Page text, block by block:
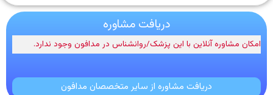
دریافت مشاوره
امکان مشاوره آنلاین با این پزشک/روانشناس در مدافون وجود ندارد.
دریافت مشاوره از سایر متخصصان مدافون